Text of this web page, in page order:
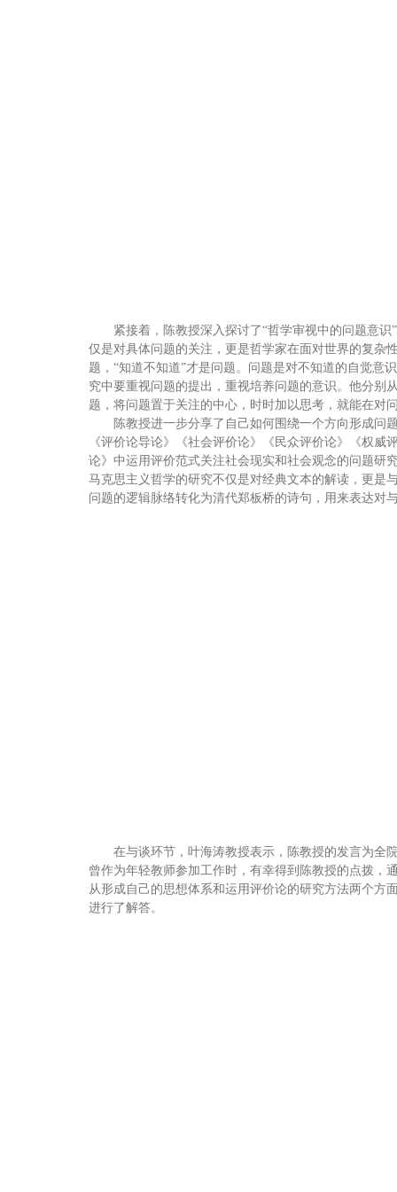
紧接着，陈教授深入探讨了“哲学审视中的问题意
仅是对具体问题的关注，更是哲学家在面对世界的复杂
题，“知道不知道”才是问题。问题是对不知道的自觉意
究中要重视问题的提出，重视培养问题的意识。他分别
题，将问题置于关注的中心，时时加以思考，就能在对
陈教授进一步分享了自己如何围绕一个方向形成问
《评价论导论》《社会评价论》《民众评价论》《权
论》中运用评价范式关注社会现实和社会观念的问题研
马克思主义哲学的研究不仅是对经典文本的解读，更是
问题的逻辑脉络转化为清代郑板桥的诗句，用来表达对
在与谈环节，叶海涛教授表示，陈教授的发言为全
曾作为年轻教师参加工作时，有幸得到陈教授的点拨，
从形成自己的思想体系和运用评价论的研究方法两个方
进行了解答。